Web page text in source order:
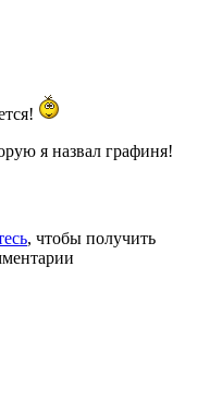
я назвал графиня!
, чтобы получить